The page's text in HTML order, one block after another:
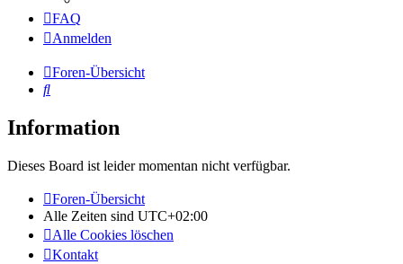
FAQ
Anmelden
Foren-Übersicht
Suche
Information
Dieses Board ist leider momentan nicht verfügbar.
Foren-Übersicht
Alle Zeiten sind UTC+02:00
Alle Cookies löschen
Kontakt